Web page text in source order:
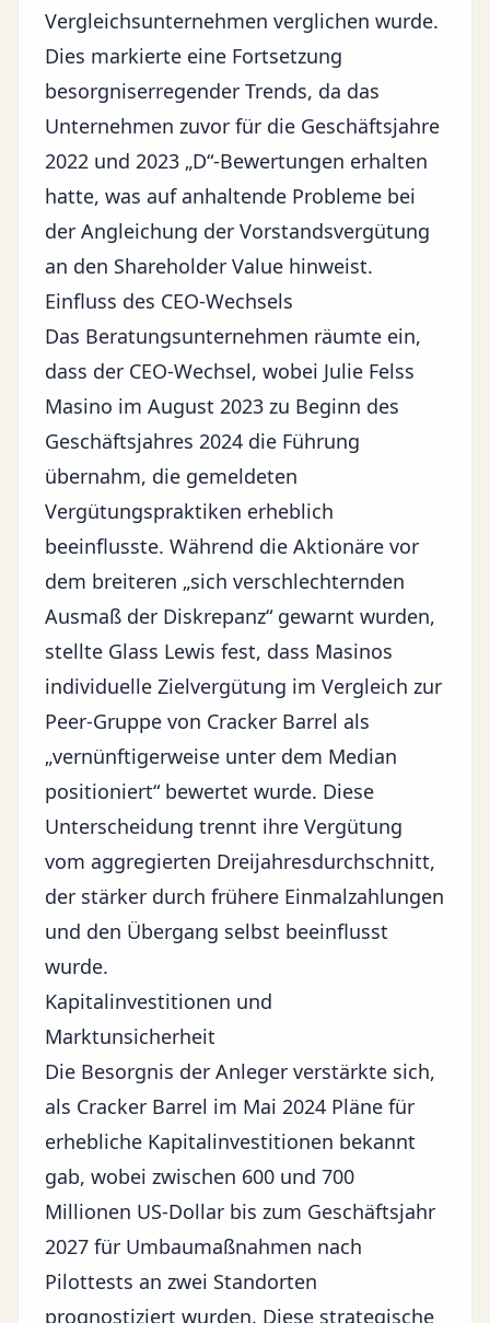
Vergleichsunternehmen verglichen wurde.
Dies markierte eine Fortsetzung
besorgniserregender Trends, da das
Unternehmen zuvor für die Geschäftsjahre
2022 und 2023 „D“-Bewertungen erhalten
hatte, was auf anhaltende Probleme bei
der Angleichung der Vorstandsvergütung
an den Shareholder Value hinweist.
Einfluss des CEO-Wechsels
Das Beratungsunternehmen räumte ein,
dass der CEO-Wechsel, wobei Julie Felss
Masino im August 2023 zu Beginn des
Geschäftsjahres 2024 die Führung
übernahm, die gemeldeten
Vergütungspraktiken erheblich
beeinflusste. Während die Aktionäre vor
dem breiteren „sich verschlechternden
Ausmaß der Diskrepanz“ gewarnt wurden,
stellte Glass Lewis fest, dass Masinos
individuelle Zielvergütung im Vergleich zur
Peer-Gruppe von Cracker Barrel als
„vernünftigerweise unter dem Median
positioniert“ bewertet wurde. Diese
Unterscheidung trennt ihre Vergütung
vom aggregierten Dreijahresdurchschnitt,
der stärker durch frühere Einmalzahlungen
und den Übergang selbst beeinflusst
wurde.
Kapitalinvestitionen und
Marktunsicherheit
Die Besorgnis der Anleger verstärkte sich,
als Cracker Barrel im Mai 2024 Pläne für
erhebliche Kapitalinvestitionen bekannt
gab, wobei zwischen 600 und 700
Millionen US-Dollar bis zum Geschäftsjahr
2027 für Umbaumaßnahmen nach
Pilottests an zwei Standorten
prognostiziert wurden. Diese strategische